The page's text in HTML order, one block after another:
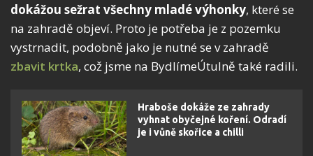
dokážou sežrat všechny mladé výhonky, které se
na zahradě objeví. Proto je potřeba je z pozemku
vystrnadit, podobně jako je nutné se v zahradě
zbavit krtka, což jsme na BydlímeÚtulně také radili.
Hraboše dokáže ze zahrady
vyhnat obyčejné koření. Odradí
je i vůně skořice a chilli